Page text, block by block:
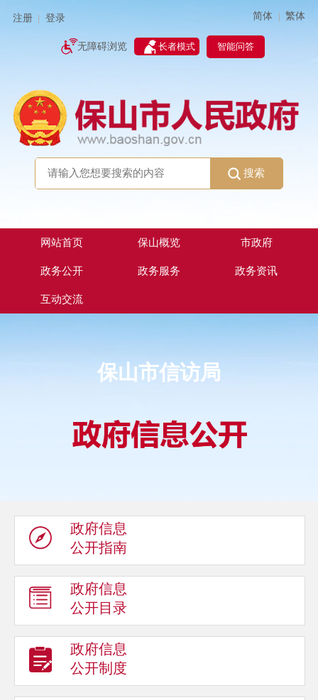
注册 登录 简体 | 繁体
无障碍浏览 长者模式 智能问答
搜索
网站首页 保山概览 市政府
政务公开 政务服务 政务资讯
互动交流
保山市信访局
政府信息
公开指南
政府信息
公开目录
政府信息
公开制度